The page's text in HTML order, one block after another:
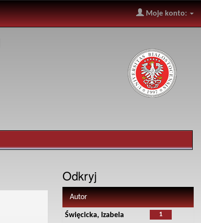
Moje konto:
Odkryj
Autor
1
Święcicka, Izabela